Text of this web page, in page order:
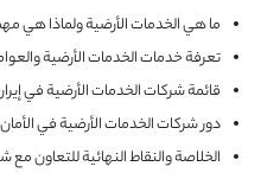
ما هي الخدمات الأرضية ولماذا هي
تعرفة خدمات الخدمات الأرضية
قائمة شركات الخدمات الأرضية في
دور شركات الخدمات الأرضية في
الخلاصة والنقاط النهائية للتعاون